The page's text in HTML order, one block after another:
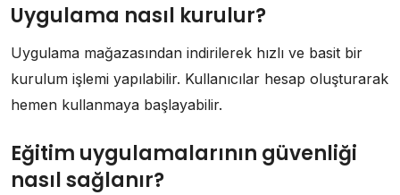
Uygulama nasıl kurulur?
Uygulama mağazasından indirilerek hızlı ve basit bir
kurulum işlemi yapılabilir. Kullanıcılar hesap oluşturarak
hemen kullanmaya başlayabilir.
Eğitim uygulamalarının güvenliği
nasıl sağlanır?